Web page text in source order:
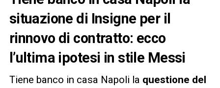
situazione di Insigne per il
rinnovo di contratto: ecco
l’ultima ipotesi in stile Messi
Tiene banco in casa Napoli la questione del